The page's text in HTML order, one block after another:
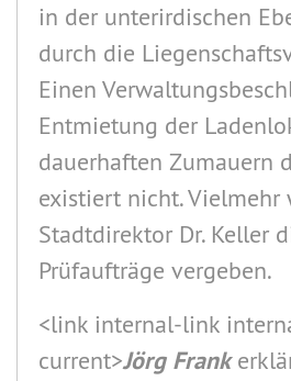
in der unterirdischen
durch die
Einen
Entmietung der
dauerhaften Zumauern
existiert nicht. Vielmehr
Stadtdirektor Dr. Keller
Prüfaufträge vergeben.
<link internal-link
current>Jörg Frank